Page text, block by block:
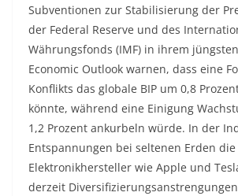
Subventionen zur Stabilisierung der
der Federal Reserve und des
Währungsfonds (IMF) in ihrem
Economic Outlook warnen, dass eine
Konflikts das globale BIP um 0,8
könnte, während eine Einigung
1,2 Prozent ankurbeln würde. In der
Entspannungen bei seltenen Erden
Elektronikhersteller wie Apple und
derzeit